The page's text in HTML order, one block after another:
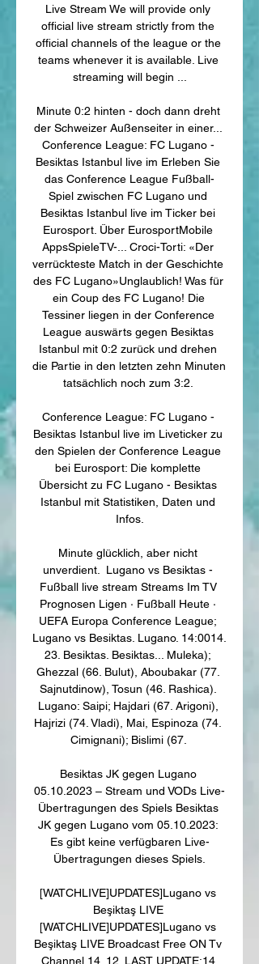
Live Stream We will provide only
official live stream strictly from the
official channels of the league or the
teams whenever it is available. Live
streaming will begin ...
Minute 0:2 hinten - doch dann dreht
der Schweizer Außenseiter in einer...
Conference League: FC Lugano -
Besiktas Istanbul live im Erleben Sie
das Conference League Fußball-
Spiel zwischen FC Lugano und
Besiktas Istanbul live im Ticker bei
Eurosport. Über EurosportMobile
AppsSpieleTV-... Croci-Torti: «Der
verrückteste Match in der Geschichte
des FC Lugano»Unglaublich! Was für
ein Coup des FC Lugano! Die
Tessiner liegen in der Conference
League auswärts gegen Besiktas
Istanbul mit 0:2 zurück und drehen
die Partie in den letzten zehn Minuten
tatsächlich noch zum 3:2.
Conference League: FC Lugano -
Besiktas Istanbul live im Liveticker zu
den Spielen der Conference League
bei Eurosport: Die komplette
Übersicht zu FC Lugano - Besiktas
Istanbul mit Statistiken, Daten und
Infos.
Minute glücklich, aber nicht
unverdient. ️ Lugano vs Besiktas -
Fußball live stream Streams Im TV
Prognosen Ligen · Fußball Heute ·
UEFA Europa Conference League;
Lugano vs Besiktas. Lugano. 14:0014.
23. Besiktas. Besiktas... Muleka);
Ghezzal (66. Bulut), Aboubakar (77.
Sajnutdinow), Tosun (46. Rashica).
Lugano: Saipi; Hajdari (67. Arigoni),
Hajrizi (74. Vladi), Mai, Espinoza (74.
Cimignani); Bislimi (67.
Besiktas JK gegen Lugano
05.10.2023 – Stream und VODs Live-
Übertragungen des Spiels Besiktas
JK gegen Lugano vom 05.10.2023:
Es gibt keine verfügbaren Live-
Übertragungen dieses Spiels.
[WATCHLIVE]UPDATES]Lugano vs
Beşiktaş LIVE
[WATCHLIVE]UPDATES]Lugano vs
Beşiktaş LIVE Broadcast Free ON Tv
Channel 14. 12. LAST UPDATE:14